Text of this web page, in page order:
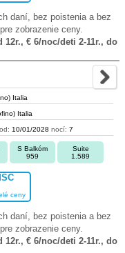
daní, bez poistenia a bez
zobrazenie ceny.
€ 6/noc/deti 2-11r., do
Italia
Italia
10/01/2028 nocí: 7
S Balkóm
959
Suite
1.589
ceny
daní, bez poistenia a bez
zobrazenie ceny.
€ 6/noc/deti 2-11r., do